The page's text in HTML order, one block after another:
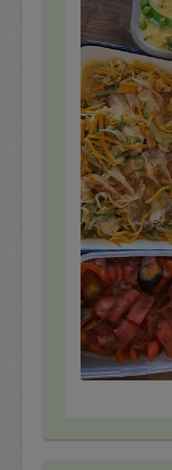
料理代行をお
るく、話しや
是非また利用